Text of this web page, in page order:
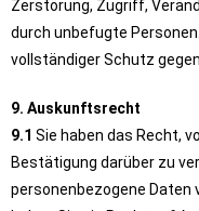
Zerstörung, Zugriff,
durch unbefugte
vollständiger Schutz
9. Auskunftsrecht
9.1 Sie haben das Recht,
Bestätigung darüber zu
personenbezogene Daten